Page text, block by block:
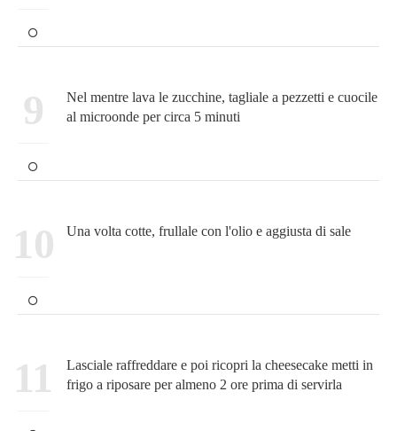
9
Nel mentre lava le zucchine, tagliale a pezzetti e cuocile
al microonde per circa 5 minuti
10 Una volta cotte, frullale con l'olio e aggiusta di sale
11
Lasciale raffreddare e poi ricopri la cheesecake metti in
frigo a riposare per almeno 2 ore prima di servirla